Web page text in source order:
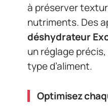
à préserver
nutriments. Des
déshydrateur
un réglage
type d’aliment.
Optimisez